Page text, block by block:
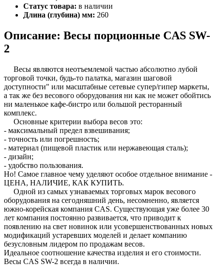
Статус товара: в наличии
Длина (глубина) мм: 260
Описание: Весы порционные CAS SW-
2
Весы являются неотъемлемой частью абсолютно лубой
торговой точки, будь-то палатка, магазин шаговой
доступности" или масштабные сетевые супер/гипер маркеты,
а так же без весового оборудования ни как не может обойтись
ни маленькое кафе-бистро или большой ресторанный
комплекс.
Основные критерии выбора весов это:
- максимальный предел взвешивания;
- точность или погрешность;
- материал (пищевой пластик или нержавеющая сталь);
- дизайн;
- удобство пользования.
Но! Самое главное чему уделяют особое отдельное внимание -
ЦЕНА, НАЛИЧИЕ, КАК КУПИТЬ.
Одной из самых узнаваемых торговых марок весового
оборудования на сегодняшний день, несомненно, является
южно-корейская компания CAS. Существующая уже более 30
лет компания постоянно развивается, что приводит к
появлению на свет новинок или усовершенствованных новых
модификаций устаревших моделей и делает компанию
безусловным лидером по продажам весов.
Идеальное соотношение качества изделия и его стоимости.
Весы CAS SW-2 всегда в наличии.